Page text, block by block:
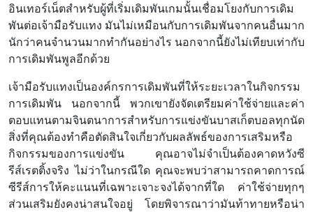
อินเทอร์เน็ตสำหรับผู้ที่เริ่มเดิมพันเกมนั้นเชื่อมโยงกับการเดิม
พันต่อเจ้ามือรับแทง มันไม่เหมือนกับการเดิมพันจากคนอื่นมาก
นักว่าคนจำนวนมากทำกันอย่างไร นอกจากนี้ยังไม่เทียบเท่ากับ
การเดิมพันพูลอีกด้วย
เจ้ามือรับแทงเป็นองค์กรการเดิมพันที่ให้ระยะเวลาในกิจกรรม
การเดิมพัน นอกจากนี้ พวกเขายังจัดเตรียมค่าใช้จ่ายและค่า
ตอบแทนตามจินตนาการสำหรับการแข่งขันบาสเก็ตบอลทุกนัด
สิ่งที่คุณต้องทำคือตัดสินใจเกี่ยวกับผลลัพธ์ของการเสริมหรือ
กิจกรรมของการแข่งขัน คุณอาจไม่จำเป็นต้องคาดหวังซี
รีส์เรตติ้งจริง ไม่ว่าในกรณีใด คุณจะพบว่าสามารถคาดการณ์
ซีรีส์การให้คะแนนที่เฉพาะเจาะจงได้จากที่ใด ค่าใช้จ่ายทุกๆ
ส่วนเสริมยังคงน่าสนใจอยู่ โดยพิจารณาว่ามันท้าทายหรือน่า